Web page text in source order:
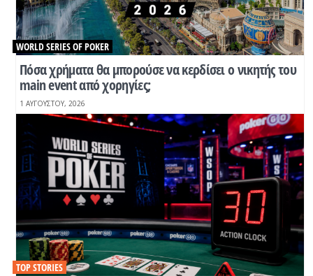
Πόσα χρήματα θα μπορούσε να κερδίσει ο νικητής του
main event από χορηγίες;
WORLD SERIES OF POKER
1 ΑΥΓΟΎΣΤΟΥ, 2026
TOP STORIES